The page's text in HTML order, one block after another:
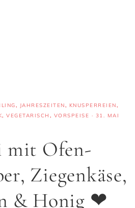
, JAHRESZEITEN, KNUSPERREIEN,
, VEGETARISCH , VORSPEISE · 31. MAI
mit Ofen-
Ziegenkäse,
& Honig ❤